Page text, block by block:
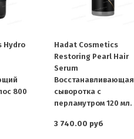
Hydro
800
Hadat Cosmetics
Restoring Pearl Hair
Serum
Восстанавливающая
сыворотка с
перламутром 120 мл.
3 740.00 руб